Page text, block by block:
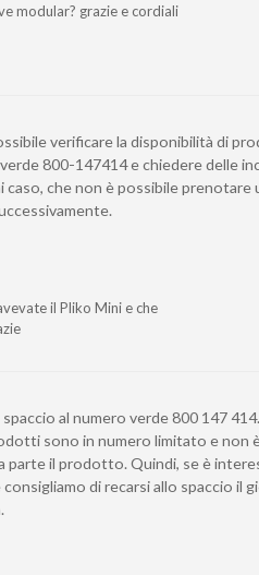
modular? grazie e cordiali
verificare la disponibilità di
800-147414 e chiedere delle
caso, che non è possibile prenotare
il Pliko Mini e che
al numero verde 800 147
sono in numero limitato e non
parte il prodotto. Quindi, se è
di recarsi allo spaccio il